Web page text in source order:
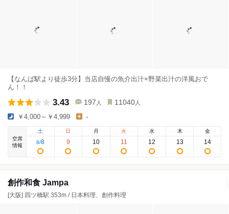
【なんば駅より徒歩3分】当店自慢の魚介出汁×野菜出汁の洋風おで
ん！！
3.43 197 人 11040 人
￥4,000～￥4,999 -
空席
情報
土
8/8
日
9
月
10
火
11
水
12
木
13
金
14
創作和食 Jampa
[大阪] 四ツ橋駅 353m / 日本料理、創作料理